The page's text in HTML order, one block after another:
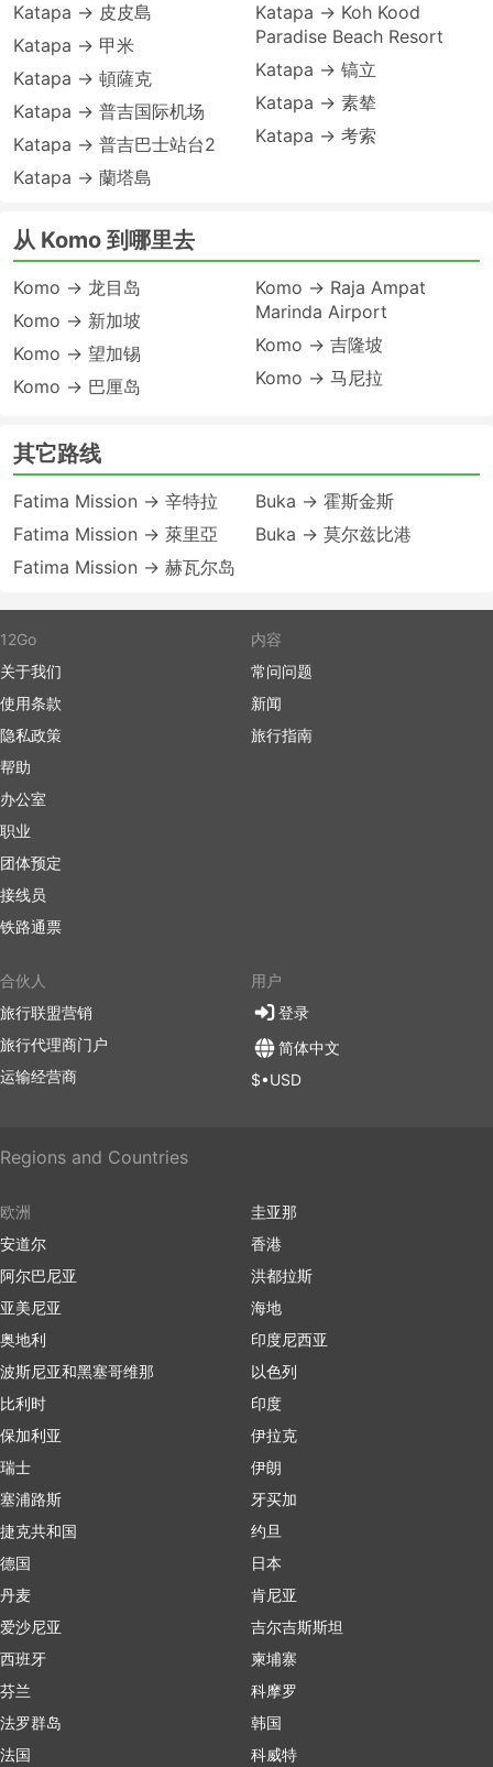
Katapa → 皮皮島
Katapa → 甲米
Katapa → 頓薩克
Katapa → 普吉国际机场
Katapa → 普吉巴士站台2
Katapa → 蘭塔島
Katapa → Koh Kood
Paradise Beach Resort
Katapa → 镐立
Katapa → 素辇
Katapa → 考索
从 Komo 到哪里去
Komo → 龙目岛
Komo → 新加坡
Komo → 望加锡
Komo → 巴厘岛
Komo → Raja Ampat
Marinda Airport
Komo → 吉隆坡
Komo → 马尼拉
其它路线
Fatima Mission → 辛特拉
Fatima Mission → 萊里亞
Fatima Mission → 赫瓦尔岛
Buka → 霍斯金斯
Buka → 莫尔兹比港
12Go
关于我们
使用条款
隐私政策
帮助
办公室
职业
团体预定
接线员
铁路通票
内容
常问问题
新闻
旅行指南
合伙人
旅行联盟营销
旅行代理商门户
运输经营商
用户
登录
简体中文
$•USD
Regions and Countries
欧洲
安道尔
阿尔巴尼亚
亚美尼亚
奥地利
波斯尼亚和黑塞哥维那
比利时
保加利亚
瑞士
塞浦路斯
捷克共和国
德国
丹麦
爱沙尼亚
西班牙
芬兰
法罗群岛
法国
圭亚那
香港
洪都拉斯
海地
印度尼西亚
以色列
印度
伊拉克
伊朗
牙买加
约旦
日本
肯尼亚
吉尔吉斯斯坦
柬埔寨
科摩罗
韩国
科威特